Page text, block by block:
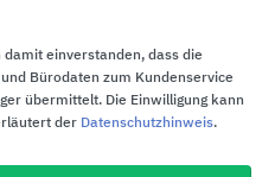
"Uponor"
einverstanden, dass die
Bürodaten zum Kundenservice
übermittelt. Die Einwilligung kann
der Datenschutzhinweis.